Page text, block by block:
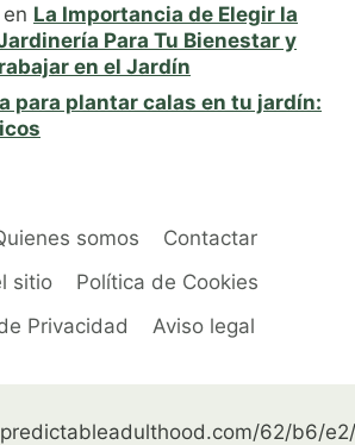
en La Importancia de Elegir la
Para Tu Bienestar y
en el Jardín
para plantar calas en tu jardín:
somos
Contactar
sitio
Política de Cookies
Privacidad
Aviso legal
62/b6/